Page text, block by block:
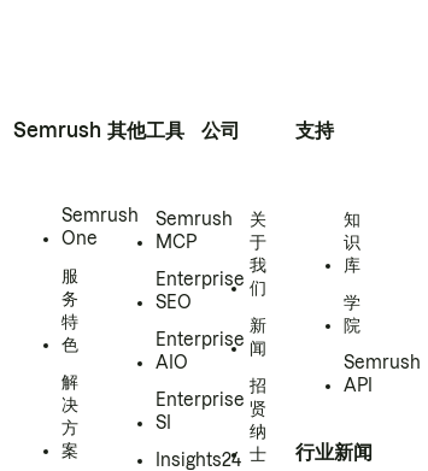
Semrush
Semrush
One
服
务
特
色
解
决
方
案
其他工具
Semrush
MCP
Enterprise
SEO
Enterprise
AIO
Enterprise
SI
Insights24
公司
关
于
我
们
新
闻
招
贤
纳
士
支持
知
识
库
学
院
Semrush
API
行业新闻